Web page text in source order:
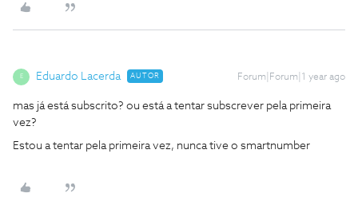
E Eduardo Lacerda AUTOR Forum|Forum|1 year ago
mas já está subscrito? ou está a tentar subscrever pela primeira
vez?
Estou a tentar pela primeira vez, nunca tive o smartnumber